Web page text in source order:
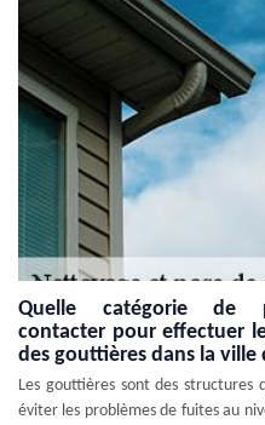
Quelle catégorie de
contacter pour effectuer
des gouttières dans la ville
Les gouttières sont des structures
éviter les problèmes de fuites au